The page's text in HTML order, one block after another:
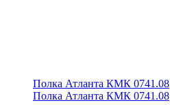
Полка Атланта КМК 0741.08
Полка Атланта КМК 0741.08